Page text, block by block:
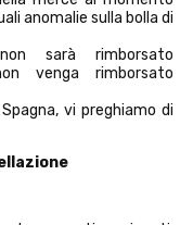
anomalie sulla bolla di
sarà rimborsato
venga rimborsato
vi preghiamo di